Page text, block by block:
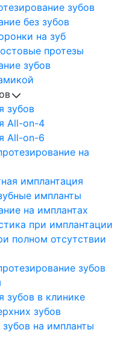
зубов
без зубов
на зуб
протезы
зубов
зубов
All-on-4
All-on-6
на
имплантация
импланты
на имплантах
при имплантации
полном отсутствии
зубов
зубов в клинике
зубов
на импланты